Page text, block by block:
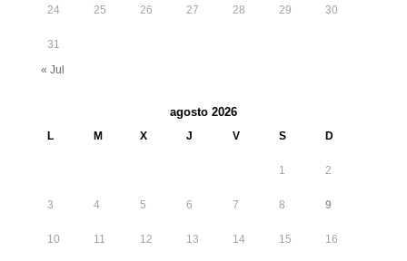
24 25 26 27 28 29 30
31
« Jul
agosto 2026
L M X J V S D
1 2
3 4 5 6 7 8 9
10 11 12 13 14 15 16